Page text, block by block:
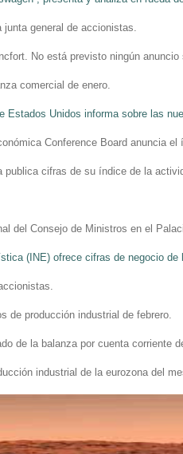
junta general de accionistas.
No está previsto ningún
comercial de enero.
Estados Unidos informa sobre las
Conference Board anuncia
cifras de su índice de la
del Consejo de Ministros en el
(INE) ofrece cifras de negocio
de producción industrial de febrero.
de la balanza por cuenta corriente
industrial de la eurozona del